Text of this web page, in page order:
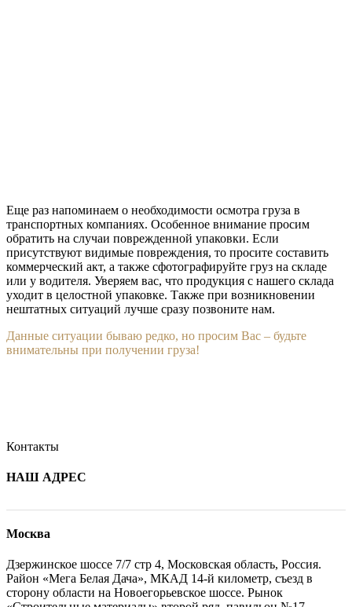
Еще раз напоминаем о необходимости осмотра груза в
транспортных компаниях. Особенное внимание просим
обратить на случаи поврежденной упаковки. Если
присутствуют видимые повреждения, то просите составить
коммерческий акт, а также сфотографируйте груз на складе
или у водителя. Уверяем вас, что продукция с нашего склада
уходит в целостной упаковке. Также при возникновении
нештатных ситуаций лучше сразу позвоните нам.
Данные ситуации бываю редко, но просим Вас – будьте
внимательны при получении груза!
Контакты
НАШ АДРЕС
Москва
Дзержинское шоссе 7/7 стр 4, Московская область, Россия.
Район «Мега Белая Дача», МКАД 14-й километр, съезд в
сторону области на Новоегорьевское шоссе. Рынок